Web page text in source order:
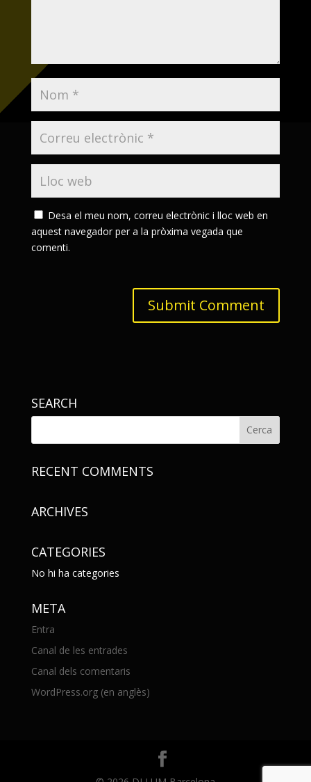
Desa el meu nom, correu electrònic i lloc web en
aquest navegador per a la pròxima vegada que
comenti.
SEARCH
RECENT COMMENTS
ARCHIVES
CATEGORIES
No hi ha categories
META
Entra
Canal de les entrades
Canal dels comentaris
WordPress.org (en anglès)